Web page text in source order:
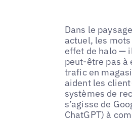
Dans le
actuel, les
effet de halo —
peut-être pas à
trafic en
aident les
systèmes de
s’agisse de
ChatGPT) à